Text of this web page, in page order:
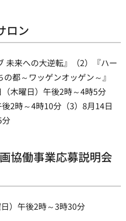
ロン
未来への大逆転』（2）『ハー
都～ワッゲンオッゲン～』
木曜日）午後2時～4時5分
後2時～4時10分（3）8月14日
分
協働事業応募説明会
）午後2時～3時30分